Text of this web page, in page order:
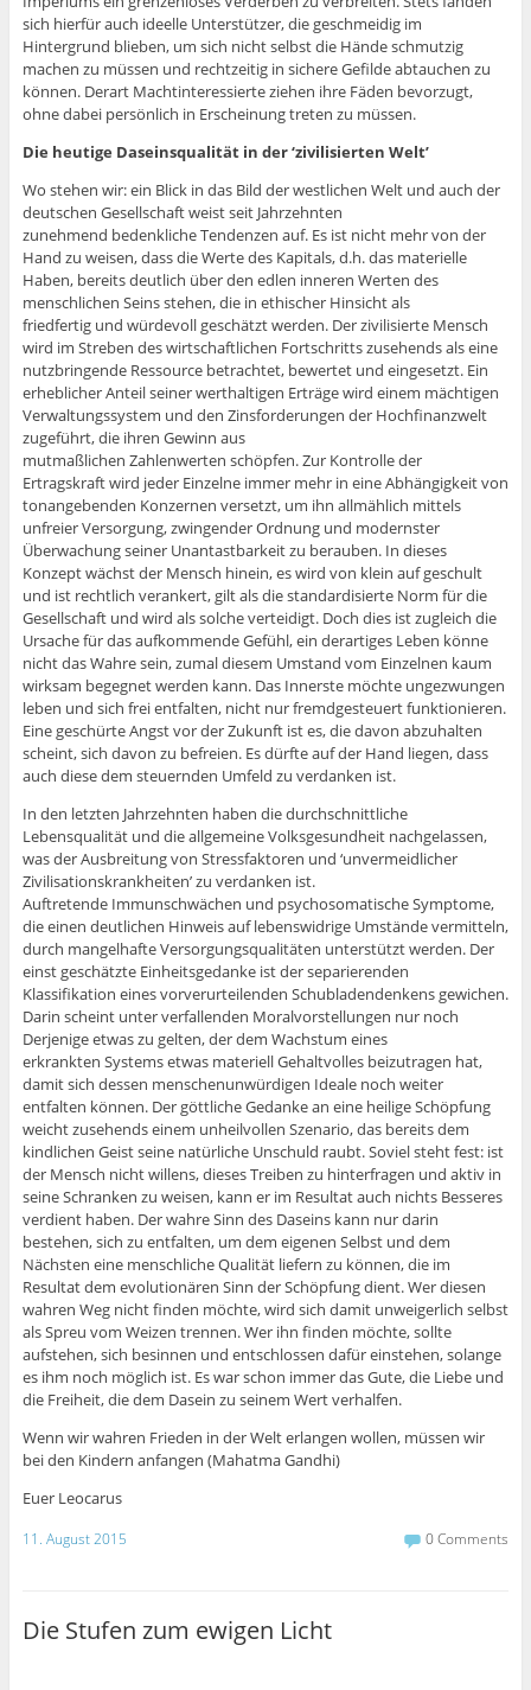
sich hierfür auch ideelle Unterstützer, die geschmeidig im
Hintergrund blieben, um sich nicht selbst die Hände schmutzig
machen zu müssen und rechtzeitig in sichere Gefilde abtauchen zu
können. Derart Machtinteressierte ziehen ihre Fäden bevorzugt,
ohne dabei persönlich in Erscheinung treten zu müssen.
Die heutige Daseinsqualität in der ‘zivilisierten Welt’
Wo stehen wir: ein Blick in das Bild der westlichen Welt und auch der
deutschen Gesellschaft weist seit Jahrzehnten
zunehmend bedenkliche Tendenzen auf. Es ist nicht mehr von der
Hand zu weisen, dass die Werte des Kapitals, d.h. das materielle
Haben, bereits deutlich über den edlen inneren Werten des
menschlichen Seins stehen, die in ethischer Hinsicht als
friedfertig und würdevoll geschätzt werden. Der zivilisierte Mensch
wird im Streben des wirtschaftlichen Fortschritts zusehends als eine
nutzbringende Ressource betrachtet, bewertet und eingesetzt. Ein
erheblicher Anteil seiner werthaltigen Erträge wird einem mächtigen
Verwaltungssystem und den Zinsforderungen der Hochfinanzwelt
zugeführt, die ihren Gewinn aus
mutmaßlichen Zahlenwerten schöpfen. Zur Kontrolle der
Ertragskraft wird jeder Einzelne immer mehr in eine Abhängigkeit von
tonangebenden Konzernen versetzt, um ihn allmählich mittels
unfreier Versorgung, zwingender Ordnung und modernster
Überwachung seiner Unantastbarkeit zu berauben. In dieses
Konzept wächst der Mensch hinein, es wird von klein auf geschult
und ist rechtlich verankert, gilt als die standardisierte Norm für die
Gesellschaft und wird als solche verteidigt. Doch dies ist zugleich die
Ursache für das aufkommende Gefühl, ein derartiges Leben könne
nicht das Wahre sein, zumal diesem Umstand vom Einzelnen kaum
wirksam begegnet werden kann. Das Innerste möchte ungezwungen
leben und sich frei entfalten, nicht nur fremdgesteuert funktionieren.
Eine geschürte Angst vor der Zukunft ist es, die davon abzuhalten
scheint, sich davon zu befreien. Es dürfte auf der Hand liegen, dass
auch diese dem steuernden Umfeld zu verdanken ist.
In den letzten Jahrzehnten haben die durchschnittliche
Lebensqualität und die allgemeine Volksgesundheit nachgelassen,
was der Ausbreitung von Stressfaktoren und ‘unvermeidlicher
Zivilisationskrankheiten’ zu verdanken ist.
Auftretende Immunschwächen und psychosomatische Symptome,
die einen deutlichen Hinweis auf lebenswidrige Umstände vermitteln,
durch mangelhafte Versorgungsqualitäten unterstützt werden. Der
einst geschätzte Einheitsgedanke ist der separierenden
Klassifikation eines vorverurteilenden Schubladendenkens gewichen.
Darin scheint unter verfallenden Moralvorstellungen nur noch
Derjenige etwas zu gelten, der dem Wachstum eines
erkrankten Systems etwas materiell Gehaltvolles beizutragen hat,
damit sich dessen menschenunwürdigen Ideale noch weiter
entfalten können. Der göttliche Gedanke an eine heilige Schöpfung
weicht zusehends einem unheilvollen Szenario, das bereits dem
kindlichen Geist seine natürliche Unschuld raubt. Soviel steht fest: ist
der Mensch nicht willens, dieses Treiben zu hinterfragen und aktiv in
seine Schranken zu weisen, kann er im Resultat auch nichts Besseres
verdient haben. Der wahre Sinn des Daseins kann nur darin
bestehen, sich zu entfalten, um dem eigenen Selbst und dem
Nächsten eine menschliche Qualität liefern zu können, die im
Resultat dem evolutionären Sinn der Schöpfung dient. Wer diesen
wahren Weg nicht finden möchte, wird sich damit unweigerlich selbst
als Spreu vom Weizen trennen. Wer ihn finden möchte, sollte
aufstehen, sich besinnen und entschlossen dafür einstehen, solange
es ihm noch möglich ist. Es war schon immer das Gute, die Liebe und
die Freiheit, die dem Dasein zu seinem Wert verhalfen.
Wenn wir wahren Frieden in der Welt erlangen wollen, müssen wir
bei den Kindern anfangen (Mahatma Gandhi)
Euer Leocarus
11. August 2015 0 Comments
Die Stufen zum ewigen Licht